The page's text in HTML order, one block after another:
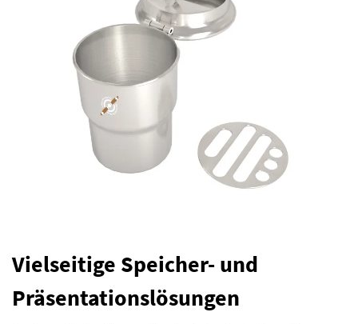
Vielseitige Speicher- und
Präsentationslösungen